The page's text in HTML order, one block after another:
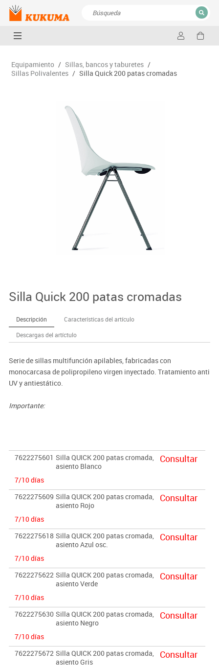
CERRAR
Equipamiento / Sillas, bancos y taburetes /
Sillas Polivalentes / Silla Quick 200 patas cromadas
Silla Quick 200 patas cromadas
Descripción
Características del artículo
Descargas del artíctulo
Serie de sillas multifunción apilables, fabricadas con
monocarcasa de polipropileno virgen inyectado. Tratamiento anti
UV y antiestático.
Importante:
7622275601 Silla QUICK 200 patas cromada,
asiento Blanco
7/10 días
Consultar
7622275609 Silla QUICK 200 patas cromada,
asiento Rojo
7/10 días
Consultar
7622275618 Silla QUICK 200 patas cromada,
asiento Azul osc.
7/10 días
Consultar
7622275622 Silla QUICK 200 patas cromada,
asiento Verde
7/10 días
Consultar
7622275630 Silla QUICK 200 patas cromada,
asiento Negro
7/10 días
Consultar
7622275672 Silla QUICK 200 patas cromada,
asiento Gris
Consultar